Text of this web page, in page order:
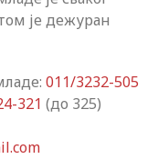
је дежуран
011/3232-505
321 (до 325)